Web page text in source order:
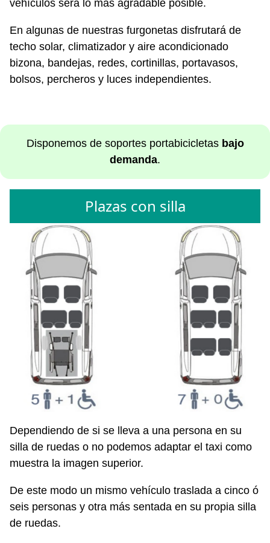
vehículos será lo más agradable posible.
En algunas de nuestras furgonetas disfrutará de
techo solar, climatizador y aire acondicionado
bizona, bandejas, redes, cortinillas, portavasos,
bolsos, percheros y luces independientes.
Disponemos de soportes portabicicletas bajo
demanda.
Plazas con silla
Dependiendo de si se lleva a una persona en su
silla de ruedas o no podemos adaptar el taxi como
muestra la imagen superior.
De este modo un mismo vehículo traslada a cinco ó
seis personas y otra más sentada en su propia silla
de ruedas.